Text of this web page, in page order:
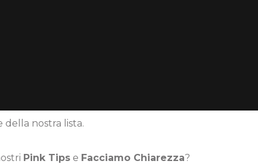
della nostra lista.
Pink Tips e Facciamo Chiarezza?